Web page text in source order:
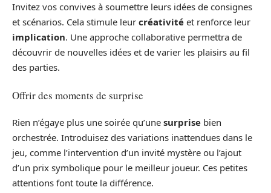
Invitez vos convives à soumettre leurs idées de consignes
et scénarios. Cela stimule leur créativité et renforce leur
implication. Une approche collaborative permettra de
découvrir de nouvelles idées et de varier les plaisirs au fil
des parties.
Offrir des moments de surprise
Rien n’égaye plus une soirée qu’une surprise bien
orchestrée. Introduisez des variations inattendues dans le
jeu, comme l’intervention d’un invité mystère ou l’ajout
d’un prix symbolique pour le meilleur joueur. Ces petites
attentions font toute la différence.